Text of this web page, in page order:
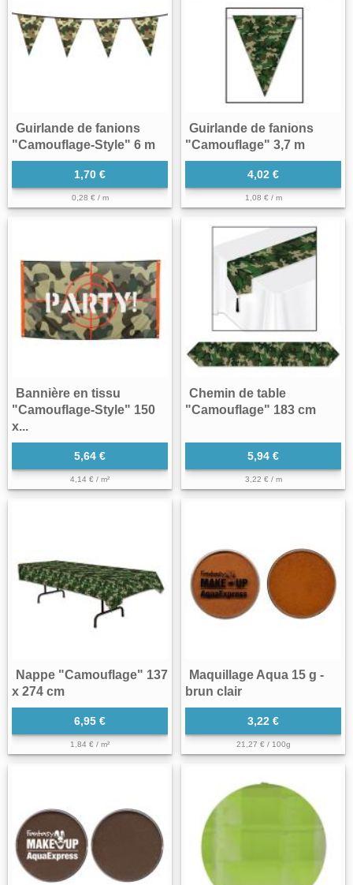
Guirlande de fanions
"Camouflage-Style" 6 m
1,70 €
0,28 € / m
Guirlande de fanions
"Camouflage" 3,7 m
4,02 €
1,08 € / m
Bannière en tissu
"Camouflage-Style" 150
x...
5,64 €
4,14 € / m²
Chemin de table
"Camouflage" 183 cm
5,94 €
3,22 € / m
Nappe "Camouflage" 137
x 274 cm
6,95 €
1,84 € / m²
Maquillage Aqua 15 g -
brun clair
3,22 €
21,27 € / 100g